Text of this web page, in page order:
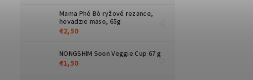
Mama Phó Bò ryžové rezance,
hovädzie mäso, 65g
€2,50
NONGSHIM Soon Veggie Cup 67 g
€1,50